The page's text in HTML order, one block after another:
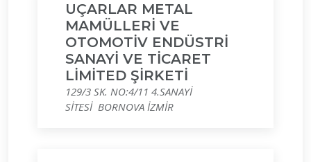
UÇARLAR METAL
MAMÜLLERİ VE
OTOMOTİV ENDÜSTRİ
SANAYİ VE TİCARET
LİMİTED ŞİRKETİ
129/3 SK. NO:4/11 4.SANAYİ
SİTESİ BORNOVA İZMİR